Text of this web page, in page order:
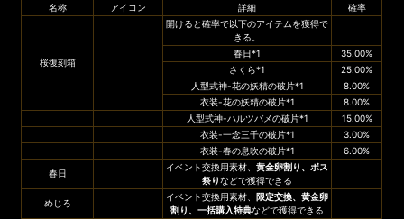
名称 アイコン 詳細 確率
桜復刻箱
開けると確率で以下のアイテムを獲得で
きる。
春日*1
35.00%
さくら*1
25.00%
人型式神-花の妖精の破片*1
8.00%
衣装-花の妖精の破片*1
8.00%
人型式神-ハルツバメの破片*1
15.00%
衣装-一念三千の破片*1
3.00%
衣装-春の息吹の破片*1
6.00%
春日
イベント交換用素材、黄金卵割り 、 ボス
祭りなどで獲得できる
めじろ
イベント交換用素材、限定交換、黄金卵
割り 、一括購入特典などで獲得できる